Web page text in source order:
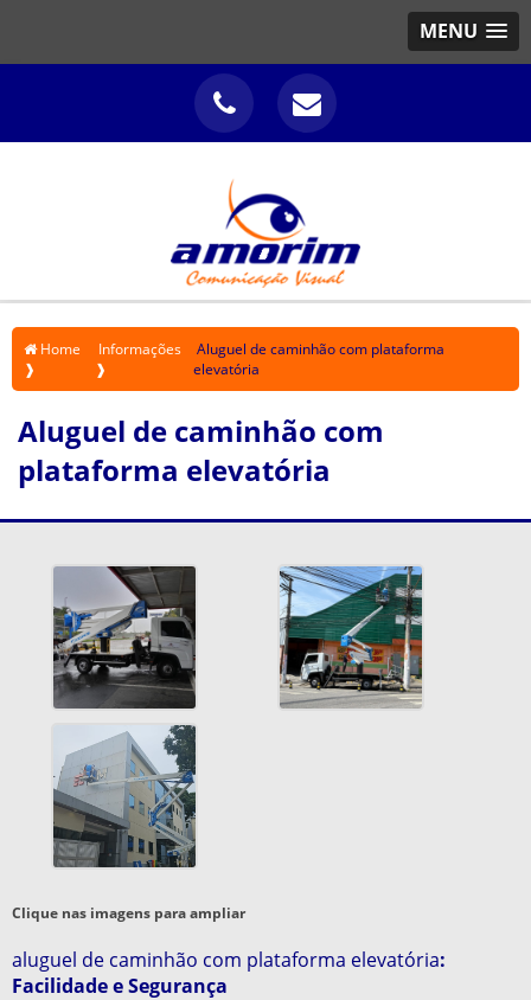
MENU
Home
❱
Informações
❱
Aluguel de caminhão com plataforma
elevatória
Aluguel de caminhão com
plataforma elevatória
Clique nas imagens para ampliar
aluguel de caminhão com plataforma elevatória:
Facilidade e Segurança